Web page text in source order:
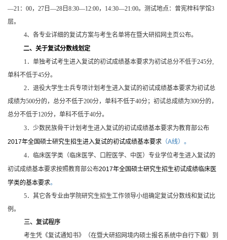
—21：00，27日—28日8:30—12:00，14:30—21:00。测试地点：曾宪梓科学馆3
层。
4、各专业详细的复试方案与考生名单将在暨大研招网主页公布。
二、关于复试分数线划定
1 ．单独考试考生进入复试的初试成绩基本要求为初试总分不低于245分,
单科不低于45分。
2．退役大学生士兵专项计划考生进入复试的初试成绩基本要求为初试总
成绩为500分的，总分不低于200分，单科不低于40分；初试总成绩为300分的，
总分不低于120分，单科不低于40分。
3．少数民族骨干计划考生进入复试的初试成绩基本要求为教育部公布
2017年全国硕士研究生招生进入复试的初试成绩基本要求 （A线）。
4．临床医学类（临床医学、口腔医学、中医）专业学位考生进入复试的
初试成绩基本要求按照教育部公布2017年全国硕士研究生招生初试成绩临床医
学类的基本要求。
5．其它各专业由学院研究生招生工作领导小组确定复试分数线和复试比
例。
三、复试程序
考生凭《复试通知书》（在暨大研招网境内硕士报名系统中自行下载）到